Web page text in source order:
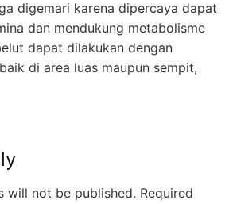
digemari karena dipercaya dapat
dan mendukung metabolisme
dapat dilakukan dengan
di area luas maupun sempit,
will not be published. Required